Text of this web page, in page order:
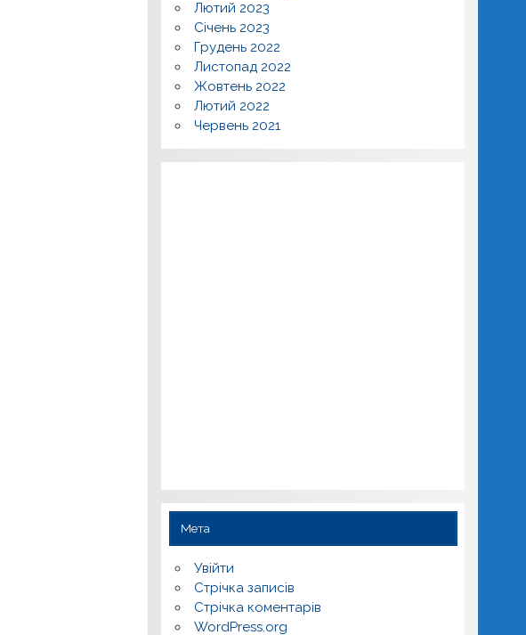
Лютий 2023
Січень 2023
Грудень 2022
Листопад 2022
Жовтень 2022
Лютий 2022
Червень 2021
Мета
Увійти
Стрічка записів
Стрічка коментарів
WordPress.org